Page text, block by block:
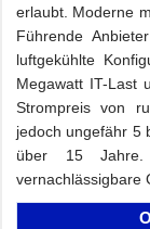
erlaubt. Moderne
Führende
luftgekühlte
Megawatt IT-Last
Strompreis von
jedoch ungefähr 5
über 15
vernachlässigbare